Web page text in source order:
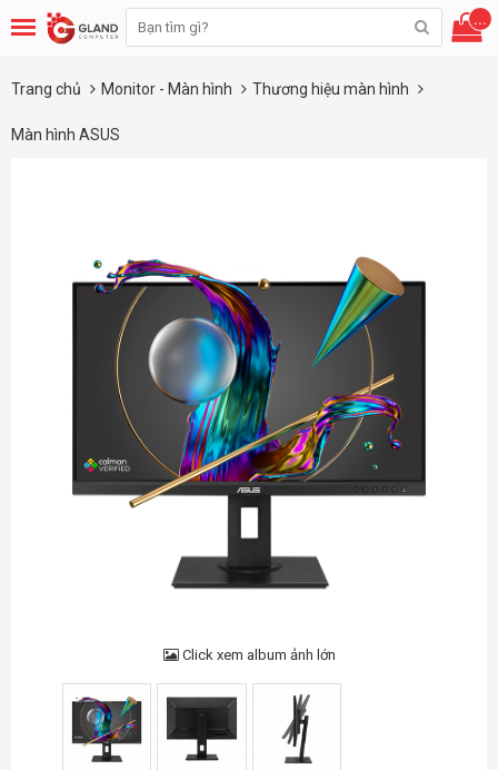
...
Trang chủ Monitor - Màn hình Thương hiệu màn hình
Màn hình ASUS
Click xem album ảnh lớn